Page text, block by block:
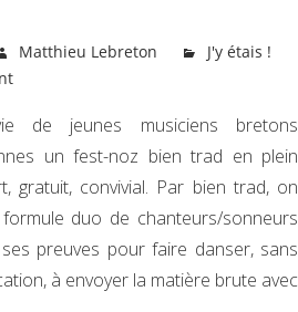
Matthieu Lebreton
J'y étais !
de jeunes musiciens bretons
un fest-noz bien trad en plein
gratuit, convivial. Par bien trad, on
duo de chanteurs/sonneurs
preuves pour faire danser, sans
à envoyer la matière brute avec